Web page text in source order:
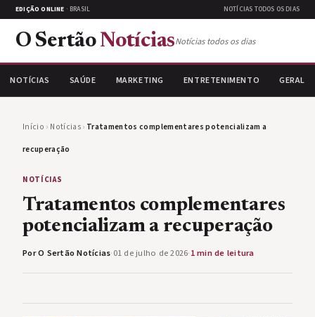
EDIÇÃO ONLINE · BRASIL NOTÍCIAS TODOS OS DIAS
O Sertão NotíciasNotícias todos os dias
NOTÍCIAS SAÚDE MARKETING ENTRETENIMENTO GERAL
Início › Notícias› Tratamentos complementares potencializam a
recuperação
NOTÍCIAS
Tratamentos complementares
potencializam a recuperação
Por O Sertão Notícias·01 de julho de 2026·1 min de leitura